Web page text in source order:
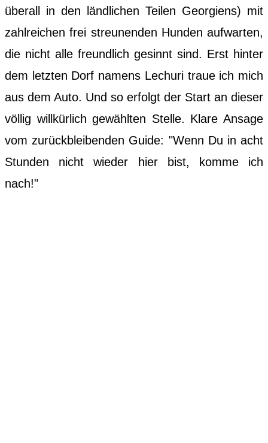
überall in den ländlichen Teilen Georgiens) mit
zahlreichen frei streunenden Hunden aufwarten,
die nicht alle freundlich gesinnt sind. Erst hinter
dem letzten Dorf namens Lechuri traue ich mich
aus dem Auto. Und so erfolgt der Start an dieser
völlig willkürlich gewählten Stelle. Klare Ansage
vom zurückbleibenden Guide: "Wenn Du in acht
Stunden nicht wieder hier bist, komme ich
nach!"